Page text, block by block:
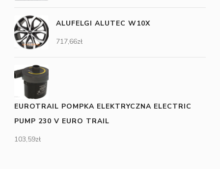
ALUFELGI ALUTEC W10X
717,66zł
EUROTRAIL POMPKA ELEKTRYCZNA ELECTRIC
PUMP 230 V EURO TRAIL
103,59zł